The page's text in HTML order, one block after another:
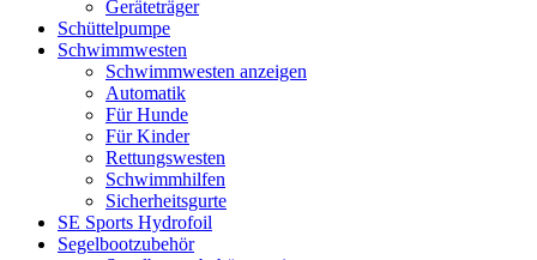
Geräteträger
Schüttelpumpe
Schwimmwesten
Schwimmwesten anzeigen
Automatik
Für Hunde
Für Kinder
Rettungswesten
Schwimmhilfen
Sicherheitsgurte
SE Sports Hydrofoil
Segelbootzubehör